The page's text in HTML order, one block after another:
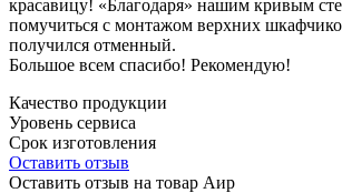
красавицу! «Благодаря» нашим кривым
помучиться с монтажом верхних
получился отменный.
Большое всем спасибо! Рекомендую!
Качество продукции
Уровень сервиса
Срок изготовления
Оставить отзыв
Оставить отзыв на товар Аир